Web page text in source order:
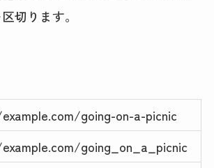
切ります。
going-on-a-picnic
going_on_a_picnic